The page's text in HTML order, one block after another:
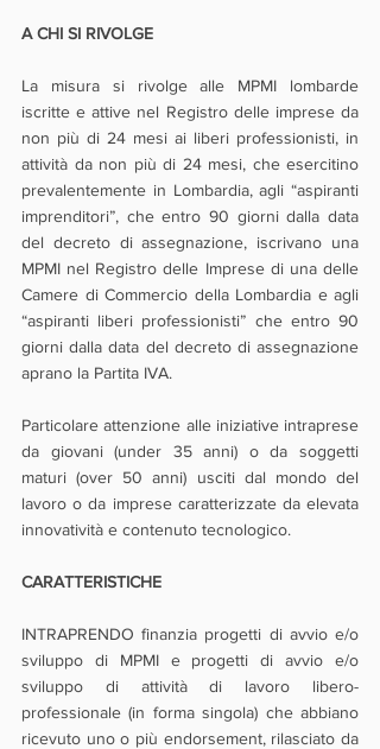
A CHI SI RIVOLGE
La misura si rivolge alle MPMI lombarde
iscritte e attive nel Registro delle imprese da
non più di 24 mesi ai liberi professionisti, in
attività da non più di 24 mesi, che esercitino
prevalentemente in Lombardia, agli “aspiranti
imprenditori”, che entro 90 giorni dalla data
del decreto di assegnazione, iscrivano una
MPMI nel Registro delle Imprese di una delle
Camere di Commercio della Lombardia e agli
“aspiranti liberi professionisti” che entro 90
giorni dalla data del decreto di assegnazione
aprano la Partita IVA.
Particolare attenzione alle iniziative intraprese
da giovani (under 35 anni) o da soggetti
maturi (over 50 anni) usciti dal mondo del
lavoro o da imprese caratterizzate da elevata
innovatività e contenuto tecnologico.
CARATTERISTICHE
INTRAPRENDO finanzia progetti di avvio e/o
sviluppo di MPMI e progetti di avvio e/o
sviluppo di attività di lavoro libero-
professionale (in forma singola) che abbiano
ricevuto uno o più endorsement, rilasciato da